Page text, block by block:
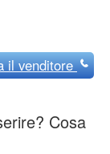
il venditore
Cosa